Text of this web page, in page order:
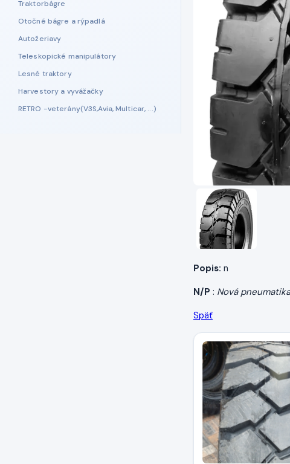
Traktorbágre
Otočné bágre a rýpadlá
Autožeriavy
Teleskopické manipulátory
Lesné traktory
Harvestory a vyvážačky
RETRO -veterány(V3S,Avia, Multicar, ...)
Popis: n
N/P : Nová pneumatika
Späť